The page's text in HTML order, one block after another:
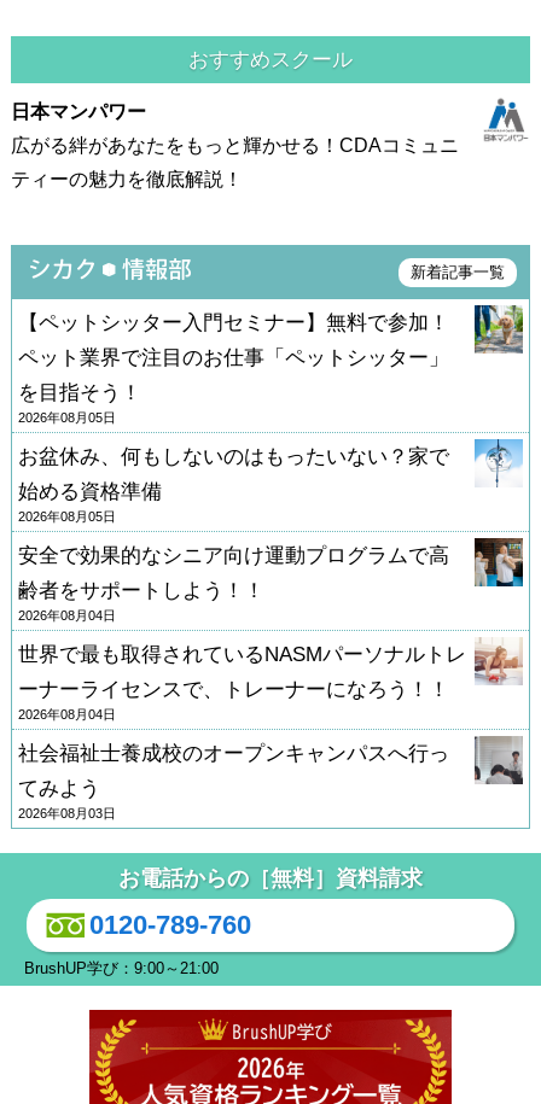
おすすめスクール
日本マンパワー
広がる絆があなたをもっと輝かせる！CDAコミュニ
ティーの魅力を徹底解説！
新着記事一覧
【ペットシッター入門セミナー】無料で参加！
ペット業界で注目のお仕事「ペットシッター」
を目指そう！
2026年08月05日
お盆休み、何もしないのはもったいない？家で
始める資格準備
2026年08月05日
安全で効果的なシニア向け運動プログラムで高
齢者をサポートしよう！！
2026年08月04日
世界で最も取得されているNASMパーソナルトレ
ーナーライセンスで、トレーナーになろう！！
2026年08月04日
社会福祉士養成校のオープンキャンパスへ行っ
てみよう
2026年08月03日
お電話からの［無料］資料請求
0120-789-760
BrushUP学び：9:00～21:00